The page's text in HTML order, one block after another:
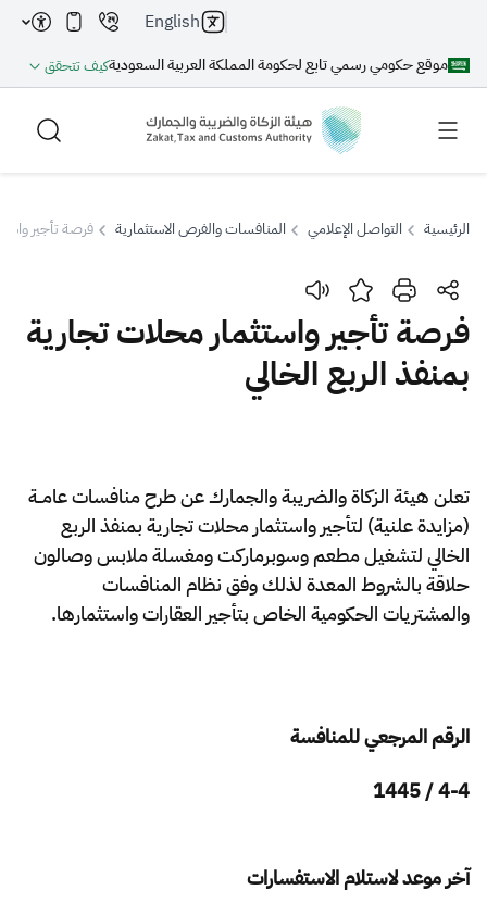
موقع حكومي رسمي تابع لحكومة المملكة العربية السعوديةكيف تتحقق
English
بحث
بحث بحث AI
الزكاة الجمارك
ضريبة القيمة المضافة
الإقرار الضريبي
التصرفات العقارية
الرئيسية التواصل الإعلامي المنافسات والفرص الاستثمارية فرصة تأجير
فرصة تأجير واستثمار محلات تجارية
بمنفذ الربع الخالي
تعلن هيئة الزكاة والضريبة والجمارك عن طرح منافسات عامــة
(مزايدة علنية) لتأجير واستثمار محلات تجارية بمنفذ الربع
الخالي لتشغيل مطعم وسوبرماركت ومغسلة ملابس وصالون
حلاقة بالشروط المعدة لذلك وفق نظام المنافسات
والمشتريات الحكومية الخاص بتأجير العقارات واستثمارها.
الرقم المرجعي للمنافسة
4-4 / 1445
آخر موعد لاستلام الاستفسارات